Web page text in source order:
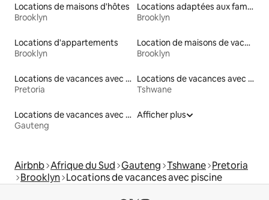
Locations de maisons d'hôtes
Brooklyn
Locations adaptées aux familles
Brooklyn
Locations d'appartements
Brooklyn
Location de maisons de vacances
Brooklyn
Locations de vacances avec piscine
Pretoria
Locations de vacances avec piscine
Tshwane
Locations de vacances avec piscine
Gauteng
Afficher plus
Airbnb Afrique du Sud Gauteng Tshwane Pretoria
Brooklyn Locations de vacances avec piscine